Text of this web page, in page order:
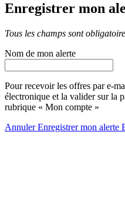
Enregistrer mon
Tous les champs sont
Nom de mon alerte
Pour recevoir les offres par e-
électronique et la valider sur la
rubrique « Mon compte »
AnnulerEnregistrer mon alerte